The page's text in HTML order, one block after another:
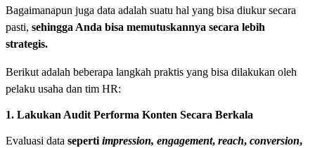
Bagaimanapun juga data adalah suatu hal yang bisa diukur secara
pasti, sehingga Anda bisa memutuskannya secara lebih
strategis.
Berikut adalah beberapa langkah praktis yang bisa dilakukan oleh
pelaku usaha dan tim HR:
1. Lakukan Audit Performa Konten Secara Berkala
Evaluasi data seperti impression, engagement, reach, conversion,